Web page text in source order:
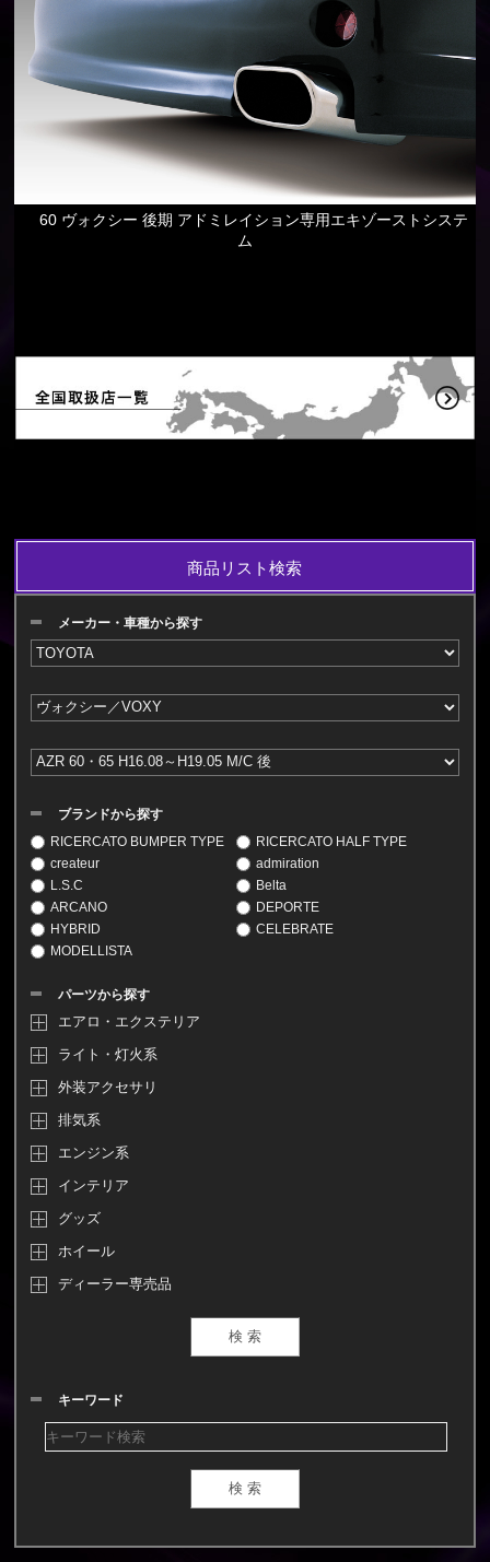
60 ヴォクシー 後期 アドミレイション専用エキゾーストシステ
ム
商品リスト検索
メーカー・車種から探す
ブランドから探す
RICERCATO BUMPER TYPE
RICERCATO HALF TYPE
createur
admiration
L.S.C
Belta
ARCANO
DEPORTE
HYBRID
CELEBRATE
MODELLISTA
パーツから探す
エアロ・エクステリア
ライト・灯火系
外装アクセサリ
排気系
エンジン系
インテリア
グッズ
ホイール
ディーラー専売品
キーワード